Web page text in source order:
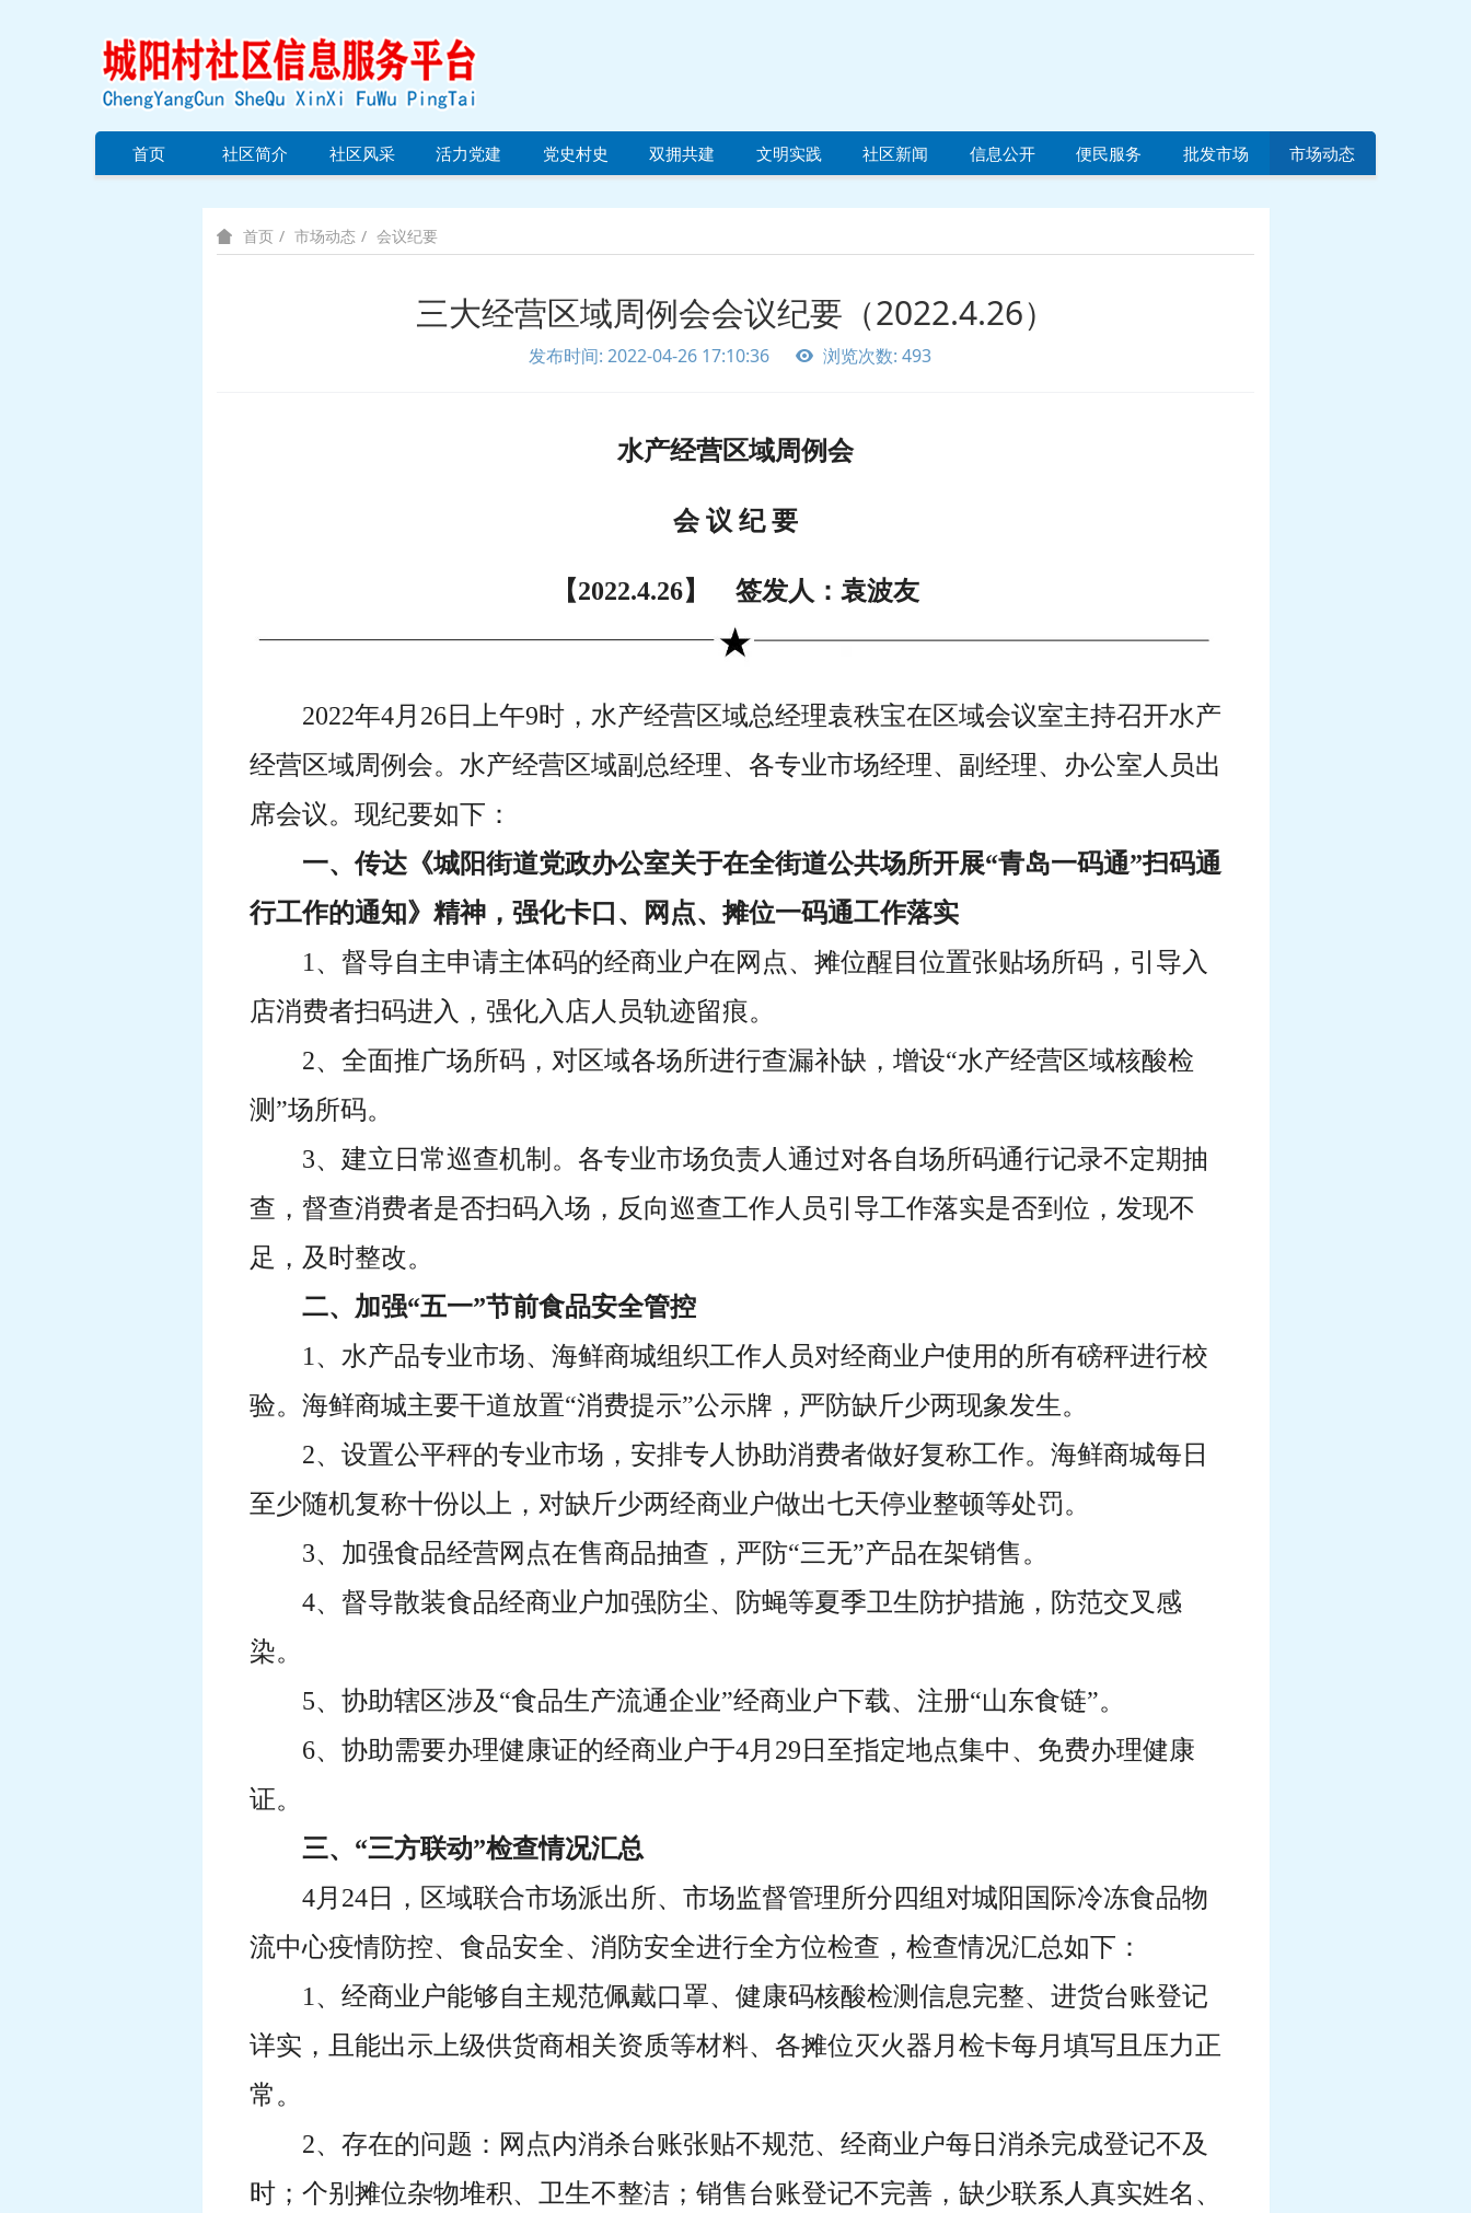
首页 社区简介 社区风采 活力党建 党史村史 双拥共建 文明实践 社区新闻 信息公开 便民服务 批发市场 市场动态
首页 市场动态 会议纪要
三大经营区域周例会会议纪要（2022.4.26）
发布时间: 2022-04-26 17:10:36 浏览次数: 493
水产经营区域周例会
会 议 纪 要
【2022.4.26】 签发人：袁波友
2022年4月26日上午9时，水产经营区域总经理袁秩宝在区域会议室主持召开水产
经营区域周例会。水产经营区域副总经理、各专业市场经理、副经理、办公室人员出
席会议。现纪要如下：
一、传达《城阳街道党政办公室关于在全街道公共场所开展“青岛一码通”扫码通
行工作的通知》精神，强化卡口、网点、摊位一码通工作落实
1、督导自主申请主体码的经商业户在网点、摊位醒目位置张贴场所码，引导入
店消费者扫码进入，强化入店人员轨迹留痕。
2、全面推广场所码，对区域各场所进行查漏补缺，增设“水产经营区域核酸检
测”场所码。
3、建立日常巡查机制。各专业市场负责人通过对各自场所码通行记录不定期抽
查，督查消费者是否扫码入场，反向巡查工作人员引导工作落实是否到位，发现不
足，及时整改。
二、加强“五一”节前食品安全管控
1、水产品专业市场、海鲜商城组织工作人员对经商业户使用的所有磅秤进行校
验。海鲜商城主要干道放置“消费提示”公示牌，严防缺斤少两现象发生。
2、设置公平秤的专业市场，安排专人协助消费者做好复称工作。海鲜商城每日
至少随机复称十份以上，对缺斤少两经商业户做出七天停业整顿等处罚。
3、加强食品经营网点在售商品抽查，严防“三无”产品在架销售。
4、督导散装食品经商业户加强防尘、防蝇等夏季卫生防护措施，防范交叉感
染。
5、协助辖区涉及“食品生产流通企业”经商业户下载、注册“山东食链”。
6、协助需要办理健康证的经商业户于4月29日至指定地点集中、免费办理健康
证。
三、“三方联动”检查情况汇总
4月24日，区域联合市场派出所、市场监督管理所分四组对城阳国际冷冻食品物
流中心疫情防控、食品安全、消防安全进行全方位检查，检查情况汇总如下：
1、经商业户能够自主规范佩戴口罩、健康码核酸检测信息完整、进货台账登记
详实，且能出示上级供货商相关资质等材料、各摊位灭火器月检卡每月填写且压力正
常。
2、存在的问题：网点内消杀台账张贴不规范、经商业户每日消杀完成登记不及
时；个别摊位杂物堆积、卫生不整洁；销售台账登记不完善，缺少联系人真实姓名、